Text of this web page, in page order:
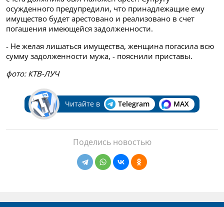
осужденного предупредили, что принадлежащие ему
имущество будет арестовано и реализовано в счет
погашения имеющейся задолженности.
- Не желая лишаться имущества, женщина погасила всю
сумму задолженности мужа, - пояснили приставы.
фото: КТВ-ЛУЧ
Читайте в Telegram MAX
Поделись новостью